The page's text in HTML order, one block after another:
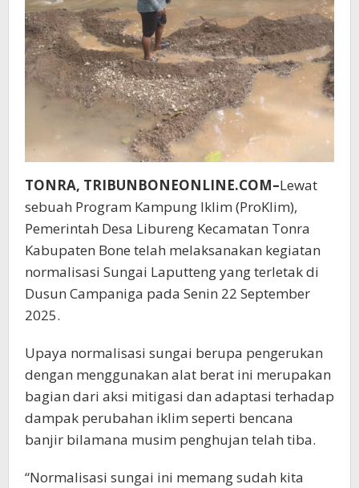
TONRA, TRIBUNBONEONLINE.COM–Lewat
sebuah Program Kampung Iklim (ProKlim),
Pemerintah Desa Libureng Kecamatan Tonra
Kabupaten Bone telah melaksanakan kegiatan
normalisasi Sungai Laputteng yang terletak di
Dusun Campaniga pada Senin 22 September
2025.
Upaya normalisasi sungai berupa pengerukan
dengan menggunakan alat berat ini merupakan
bagian dari aksi mitigasi dan adaptasi terhadap
dampak perubahan iklim seperti bencana
banjir bilamana musim penghujan telah tiba.
“Normalisasi sungai ini memang sudah kita